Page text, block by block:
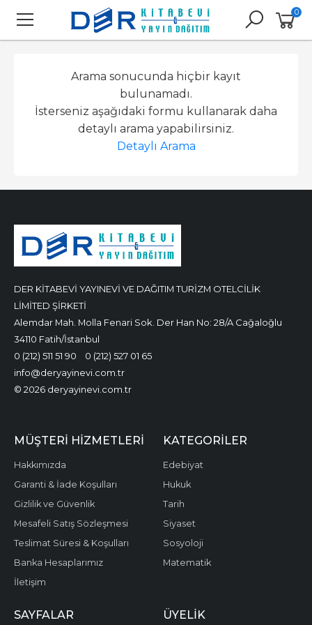
0
Arama sonucunda hiçbir kayıt
bulunamadı.
İsterseniz aşağıdaki formu kullanarak daha
detaylı arama yapabilirsiniz.
Detaylı Arama
DER KİTABEVİ YAYINEVİ VE DAĞITIM TURİZM OTELCİLİK
LİMİTED ŞİRKETİ
Alemdar Mah. Molla Fenari Sok. Der Han No: 28/A Cağaloğlu
34110 Fatih/İstanbul
0 (212) 511 51 90
0 (212) 527 01 65
info@deryayinevi.com.tr
© 2026 deryayinevi.com.tr
MÜŞTERI HIZMETLERI
Hakkımızda
Garanti & İade Koşulları
Gizlilik ve Güvenlik
Mesafeli Satış Sözleşmesi
Teslimat Süresi & Koşulları
Banka Hesaplarımız
İletişim
KATEGORILER
Edebiyat
Hukuk
Tarih
Siyaset
Sosyoloji
Matematik
SAYFALAR ÜYELIK